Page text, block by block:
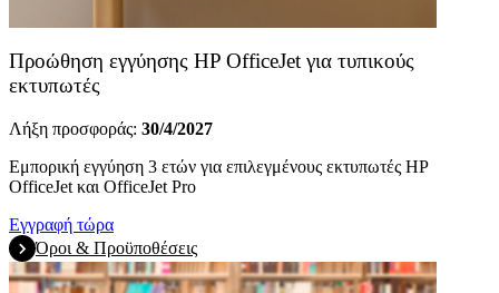
Προώθηση εγγύησης HP OfficeJet για τυπικούς
εκτυπωτές
Λήξη προσφοράς: 30/4/2027
Εμπορική εγγύηση 3 ετών για επιλεγμένους εκτυπωτές HP
OfficeJet και OfficeJet Pro
Εγγραφή τώρα
Όροι & Προϋποθέσεις